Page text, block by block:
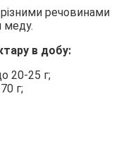
речовинами
меду.
в добу:
20-25 г;
г;